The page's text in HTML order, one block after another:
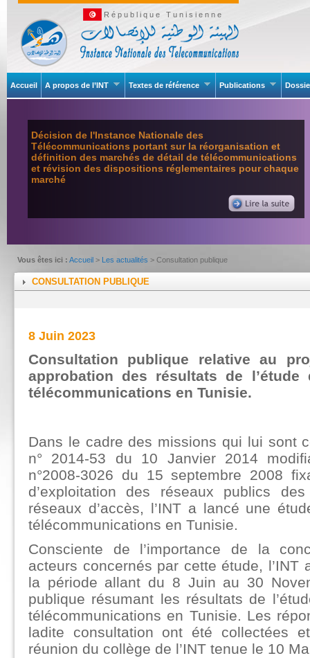
République Tunisienne
Accueil A propos de l’INT Textes de référence Publications
Décision de l'Instance Nationale des
Télécommunications portant sur la réorganisation et
définition des marchés de détail de télécommunications
et révision des dispositions réglementaires pour chaque
marché
Vous êtes ici : Accueil > Les actualités > Consultation publique
CONSULTATION PUBLIQUE
8 Juin 2023
Consultation publique relative au
approbation des résultats de l’étude
télécommunications en Tunisie.
Dans le cadre des missions qui lui sont
n° 2014-53 du 10 Janvier 2014
n°2008-3026 du 15 septembre 2008
d’exploitation des réseaux publics
réseaux d’accès, l’INT a lancé une
télécommunications en Tunisie.
Consciente de l’importance de la
acteurs concernés par cette étude,
la période allant du 8 Juin au 30
publique résumant les résultats de
télécommunications en Tunisie. Les
ladite consultation ont été collectées
réunion du collège de l’INT tenue le 10